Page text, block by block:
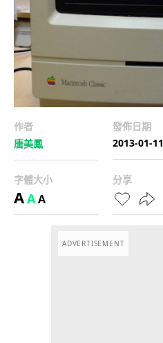
作者
唐美鳳
發佈日期
2013-01-11
字體大小
AAA
分享
ADVERTISEMENT